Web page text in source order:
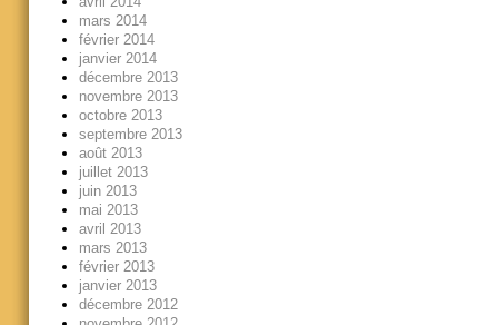
mars 2014
février 2014
janvier 2014
décembre 2013
novembre 2013
octobre 2013
septembre 2013
août 2013
juillet 2013
juin 2013
mai 2013
avril 2013
mars 2013
février 2013
janvier 2013
décembre 2012